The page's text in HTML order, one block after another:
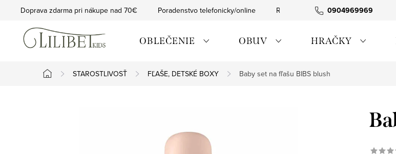
0904969969
Doprava zdarma pri nákupe nad 70€ Poradenstvo telefonicky/online Rýchla expedícia Tovar skladom
OBLEČENIE OBUV HRAČKY
Domov
STAROSTLIVOSŤ FĽAŠE, DETSKÉ BOXY Baby set na fľašu BIBS blush